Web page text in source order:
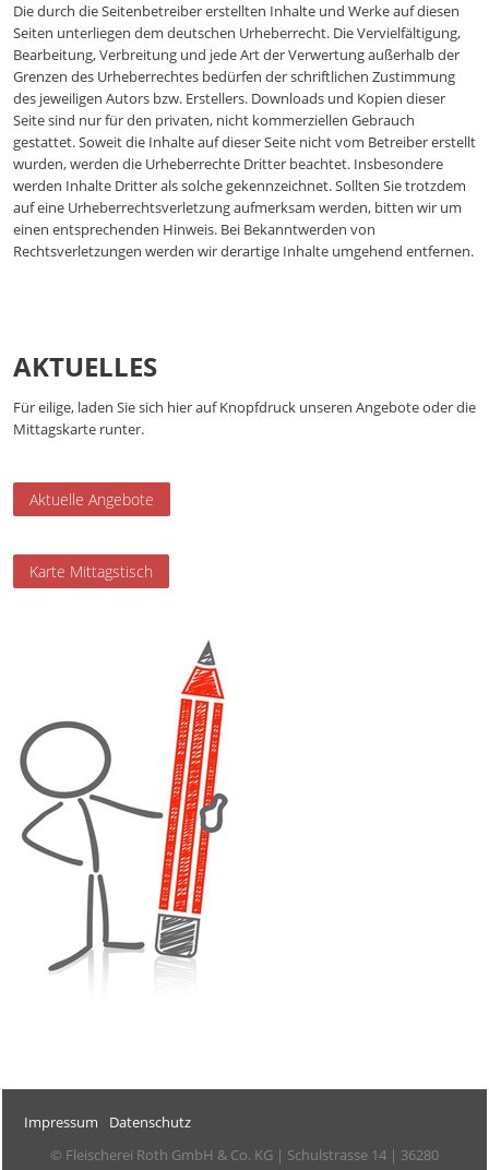
Die durch die Seitenbetreiber erstellten Inhalte und Werke auf diesen
Seiten unterliegen dem deutschen Urheberrecht. Die Vervielfältigung,
Bearbeitung, Verbreitung und jede Art der Verwertung außerhalb der
Grenzen des Urheberrechtes bedürfen der schriftlichen Zustimmung
des jeweiligen Autors bzw. Erstellers. Downloads und Kopien dieser
Seite sind nur für den privaten, nicht kommerziellen Gebrauch
gestattet. Soweit die Inhalte auf dieser Seite nicht vom Betreiber erstellt
wurden, werden die Urheberrechte Dritter beachtet. Insbesondere
werden Inhalte Dritter als solche gekennzeichnet. Sollten Sie trotzdem
auf eine Urheberrechtsverletzung aufmerksam werden, bitten wir um
einen entsprechenden Hinweis. Bei Bekanntwerden von
Rechtsverletzungen werden wir derartige Inhalte umgehend entfernen.
AKTUELLES
Für eilige, laden Sie sich hier auf Knopfdruck unseren Angebote oder die
Mittagskarte runter.
Aktuelle Angebote
Karte Mittagstisch
Impressum
Datenschutz
© Fleischerei Roth GmbH & Co. KG | Schulstrasse 14 | 36280